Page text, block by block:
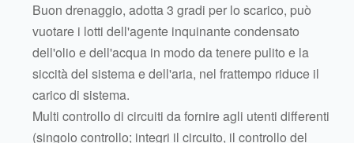
Buon drenaggio, adotta 3 gradi per lo scarico, può
vuotare i lotti dell'agente inquinante condensato
dell'olio e dell'acqua in modo da tenere pulito e la
siccità del sistema e dell'aria, nel frattempo riduce il
carico di sistema.
Multi controllo di circuiti da fornire agli utenti differenti
(singolo controllo; integri il circuito, il controllo del